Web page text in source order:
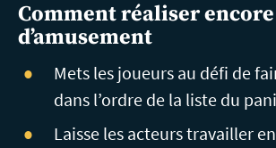
Comment réaliser
d’amusement
Mets les joueurs au défi de
dans l’ordre de la liste du
Laisse les acteurs travailler